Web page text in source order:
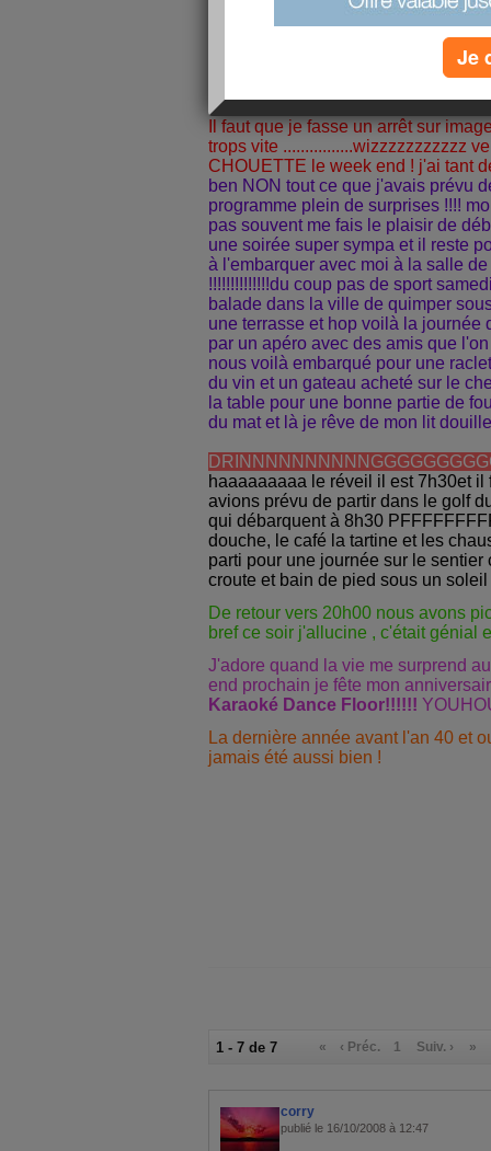
Il faut que je fasse un arrêt sur
trops vite ................wizzzzzzzzzzz
CHOUETTE le week end ! j'ai tant
ben NON tout ce que j'avais prévu
programme plein de surprises !!!!
pas souvent me fais le plaisir de
une soirée super sympa et il reste
à l'embarquer avec moi à la salle
!!!!!!!!!!!!!!du coup pas de sport
balade dans la ville de quimper
une terrasse et hop voilà la journée
par un apéro avec des amis que
nous voilà embarqué pour une
du vin et un gateau acheté sur le
la table pour une bonne partie de
du mat et là je rêve de mon lit
haaaaaaaaa le réveil il est 7h30et il
avions prévu de partir dans le golf
qui débarquent à 8h30
douche, le café la tartine et les
parti pour une journée sur le sentier
croute et bain de pied sous un
De retour vers 20h00 nous avons
bref ce soir j'allucine , c'était génial
J'adore quand la vie me surprend
end prochain je fête mon
Karaoké Dance Floor!!!!!!
La dernière année avant l'an 40 et
jamais été aussi bien !
1 - 7 de 7 « ‹ Préc. 1 Suiv. › »
corry
publié le 16/10/2008 à 12:47
Je